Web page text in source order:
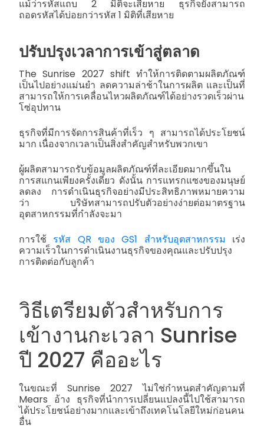
แม้ว่ารหัสแถบ 2 มิติจะเสียหาย ธุรกิจยังสามารถ
ถอดรหัสได้บ่อยกว่ารหัส 1 มิติที่เสียหาย
ปรับปรุงเวลาการเข้าสู่ตลาด
The Sunrise 2027 shift ทำให้การติดตามผลิตภัณฑ์
เป็นไปอย่างแม่นยำ ลดความล่าช้าในการผลิต และเป็นที่
สามารถให้การเคลื่อนไหวผลิตภัณฑ์ได้อย่างรวดเร็วผ่าน
โซ่อุปทาน
ธุรกิจที่มีการจัดการสินค้าที่เร็ว ๆ สามารถได้ประโยชน์
มาก เนื่องจากเวลาเป็นสิ่งสำคัญสำหรับพวกเขา
ผู้ผลิตสามารถรับข้อมูลผลิตภัณฑ์ที่ละเอียดมากขึ้นใน
การสแกนเพียงครั้งเดียว ดังนั้น การแทรกแซงของมนุษย์
ลดลง การดำเนินธุรกิจอย่างมีประสิทธิภาพหมายความ
ว่า บริษัทสามารถปรับตัวอย่างง่ายต่อมาตรฐาน
อุตสาหกรรมที่กำลังจะมา
การใช้ รหัส QR ของ GS1 สำหรับอุตสาหกรรม เร่ง
ความเร็วในการดำเนินงานธุรกิจของคุณและปรับปรุง
การติดต่อกับลูกค้า
วิธีเตรียมตัวสำหรับการ
เข้างานกะเวลา Sunrise
ปี 2027 คืออะไร
ในขณะที่ Sunrise 2027 ไม่ใช่กำหนดสำคัญตามที่
Mears อ้าง ธุรกิจที่นำการเปลี่ยนแปลงนี้ไปใช้สามารถ
ได้ประโยชน์อย่างมากและเข้าถึงเทคโนโลยีใหม่ก่อนคน
อื่น